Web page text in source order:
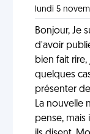
lundi 5
Bonjour, Je
d'avoir
bien fait
quelques
présenter
La nouvelle
pense, mais